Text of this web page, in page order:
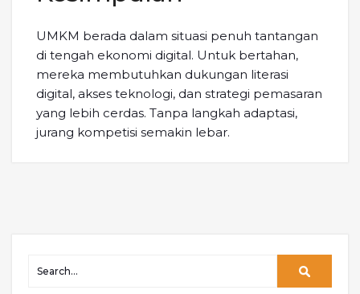
UMKM berada dalam situasi penuh tantangan
di tengah ekonomi digital. Untuk bertahan,
mereka membutuhkan dukungan literasi
digital, akses teknologi, dan strategi pemasaran
yang lebih cerdas. Tanpa langkah adaptasi,
jurang kompetisi semakin lebar.